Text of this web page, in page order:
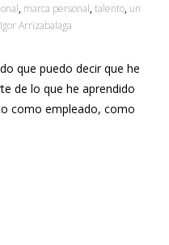
, marca personal,talento, un
Igor Arrizabalaga
que puedo decir que he
de lo que he aprendido
como empleado, como